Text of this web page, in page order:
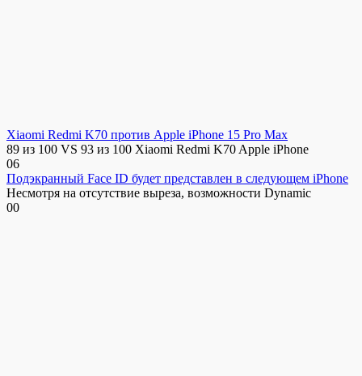
Xiaomi Redmi K70 против Apple iPhone 15 Pro Max
89 из 100 VS 93 из 100 Xiaomi Redmi K70 Apple iPhone
06
Подэкранный Face ID будет представлен в следующем iPhone
Несмотря на отсутствие выреза, возможности Dynamic
00